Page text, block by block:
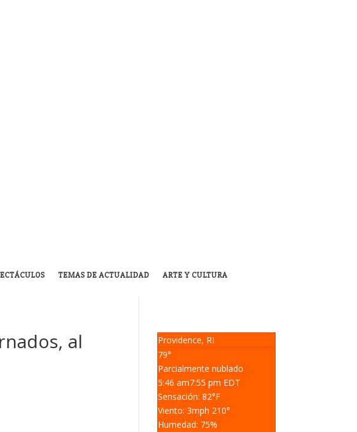
TEMAS DE ACTUALIDAD ARTE Y CULTURA
al
Providence, RI
79°
Parcialmente nublado
5:46 am7:55 pm EDT
Sensación: 82°F
Viento: 3mph 210°
Humedad: 75%